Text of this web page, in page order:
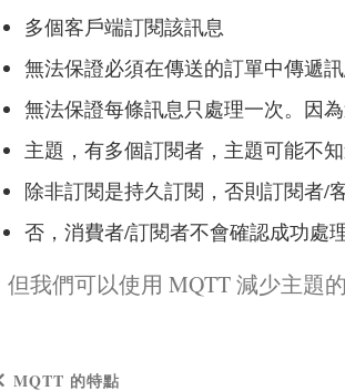
多個客戶端訂閱該訊息
無法保證必須在傳送的訂單中傳遞
無法保證每條訊息只處理一次。因
主題，有多個訂閱者，主題可能不
除非訂閱是持久訂閱，否則訂閱者/
否，消費者/訂閱者不會確認成功處
但我們可以使用 MQTT 減少主題
MQTT 的特點